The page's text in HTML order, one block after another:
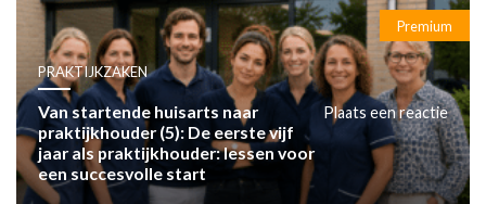
Premium
PRAKTIJKZAKEN
Van startende huisarts naar
praktijkhouder (5): De eerste vijf
jaar als praktijkhouder: lessen voor
een succesvolle start
Plaats een reactie